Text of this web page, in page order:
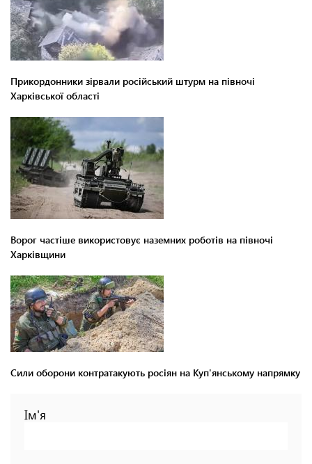
Прикордонники зірвали російський штурм на півночі
Харківської області
Ворог частіше використовує наземних роботів на півночі
Харківщини
Сили оборони контратакують росіян на Куп'янському напрямку
Ім'я